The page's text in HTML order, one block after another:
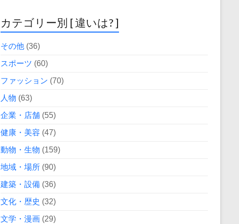
カテゴリー別 [ 違いは? ]
その他 (36)
スポーツ (60)
ファッション (70)
人物 (63)
企業・店舗 (55)
健康・美容 (47)
動物・生物 (159)
地域・場所 (90)
建築・設備 (36)
文化・歴史 (32)
文学・漫画 (29)